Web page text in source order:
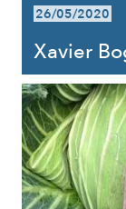
26/05/2020
Xavier